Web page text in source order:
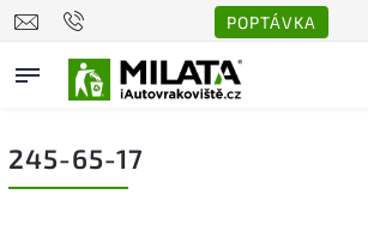
POPTÁVKA
245-65-17